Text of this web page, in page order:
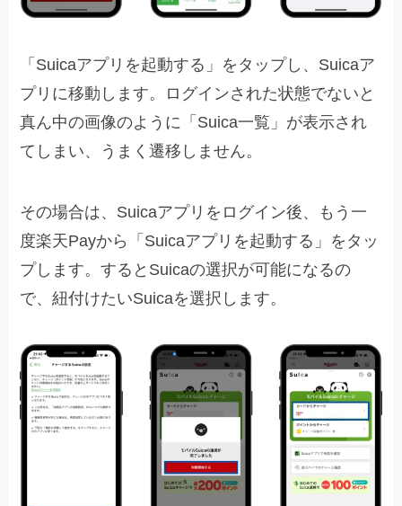
「Suicaアプリを起動する」をタップし、Suicaア
プリに移動します。ログインされた状態でないと
真ん中の画像のように「Suica一覧」が表示され
てしまい、うまく遷移しません。
その場合は、Suicaアプリをログイン後、もう一
度楽天Payから「Suicaアプリを起動する」をタッ
プします。するとSuicaの選択が可能になるの
で、紐付けたいSuicaを選択します。